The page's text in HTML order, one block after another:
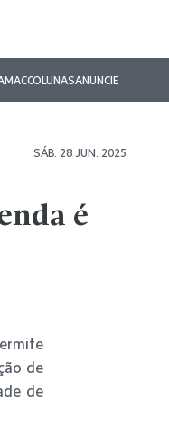
MACCOLUNASANUNCIE
SÁB. 28 JUN. 2025
é
de
de